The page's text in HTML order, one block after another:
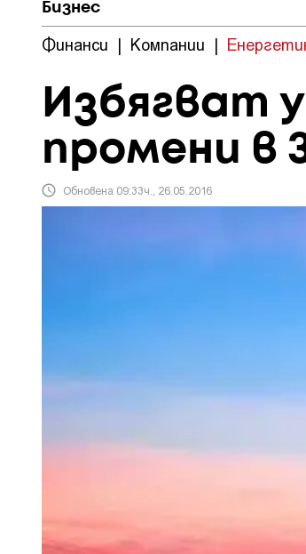
Бизнес
Финанси | Компании |
Избягват
промени в
Обновена 09:33ч., 26.05.2016